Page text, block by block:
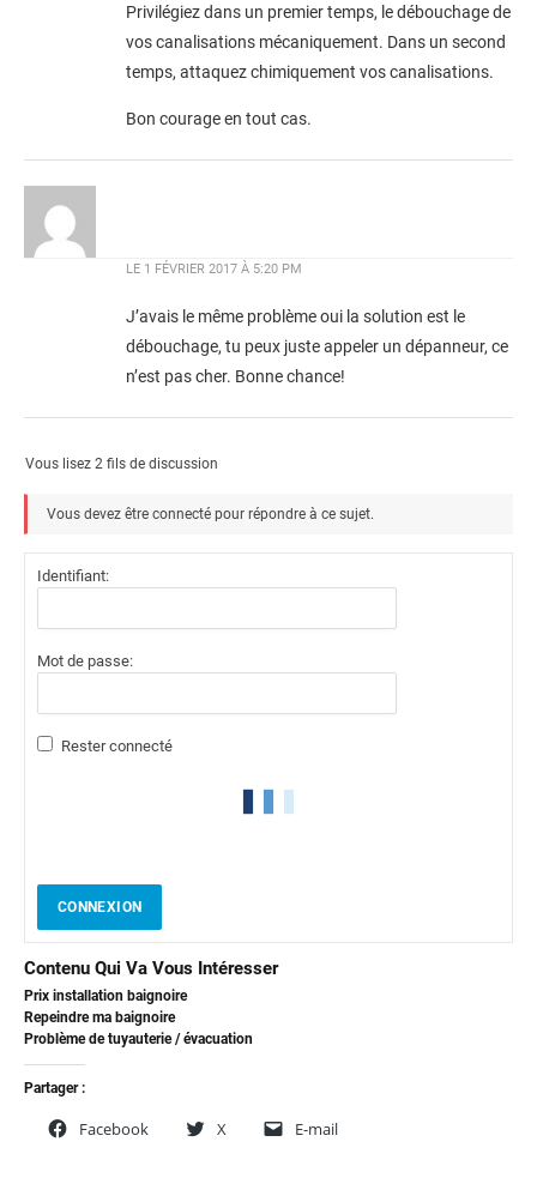
Privilégiez dans un premier temps, le débouchage de
vos canalisations mécaniquement. Dans un second
temps, attaquez chimiquement vos canalisations.
Bon courage en tout cas.
LE 1 FÉVRIER 2017 À 5:20 PM
J’avais le même problème oui la solution est le
débouchage, tu peux juste appeler un dépanneur, ce
n’est pas cher. Bonne chance!
Vous lisez 2 fils de discussion
Vous devez être connecté pour répondre à ce sujet.
Identifiant:
Mot de passe:
Rester connecté
CONNEXION
Contenu Qui Va Vous Intéresser
Prix installation baignoire
Repeindre ma baignoire
Problème de tuyauterie / évacuation
Partager :
Facebook X E-mail